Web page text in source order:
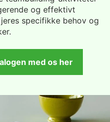
og effektivt
specifikke behov og
med os her